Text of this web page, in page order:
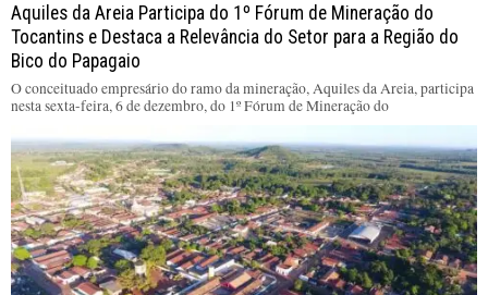
Aquiles da Areia Participa do 1º Fórum de Mineração do
Tocantins e Destaca a Relevância do Setor para a Região do
Bico do Papagaio
O conceituado empresário do ramo da mineração, Aquiles da Areia, participa
nesta sexta-feira, 6 de dezembro, do 1º Fórum de Mineração do